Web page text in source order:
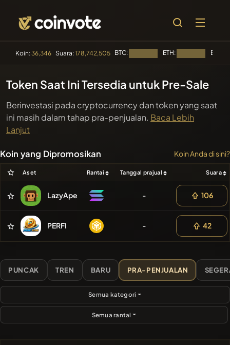
Koin:36,346 Suara:178,742,505 BTC: ETH: BNB:
#144
Algorithmic Trading
#1
koin terbaru
Token Saat Ini Tersedia untuk Pre-Sale
Berinvestasi pada cryptocurrency dan token yang saat
ini masih dalam tahap pra-penjualan. Baca Lebih
Lanjut
Koin yang Dipromosikan Koin Anda di sini?
Aset Rantai Tanggal prajual Suara
LazyApe - 106
PERFI - 42
PUNCAK TREN BARU PRA-PENJUALAN
Semua kategori
Semua rantai